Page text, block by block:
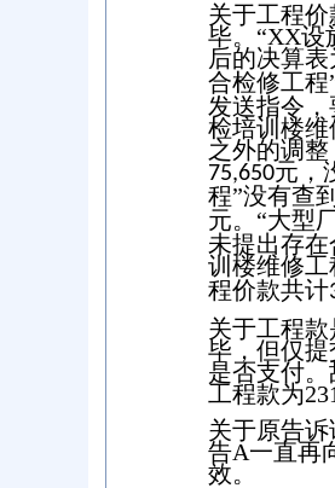
关于工程
毕。 “XX设
后的决算
合检修工
发送指令
检培训楼
之外的调
75,650元，
程”没有查
元。“大型
未提出存
训楼维修
程价款共计
关于工程
毕，但仅
是否支付
工程款为
关于原告
告A一直再
效。